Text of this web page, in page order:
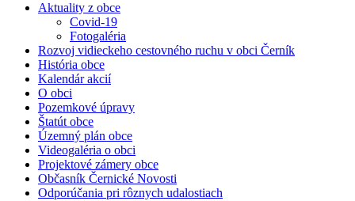
Aktuality z obce
Covid-19
Fotogaléria
Rozvoj vidieckeho cestovného ruchu v obci Černík
História obce
Kalendár akcií
O obci
Pozemkové úpravy
Štatút obce
Územný plán obce
Videogaléria o obci
Projektové zámery obce
Občasník Černické Novosti
Odporúčania pri rôznych udalostiach